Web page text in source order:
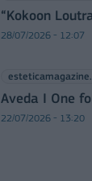
“Kokoon
28/07/2026 - 12:07
Aveda I One
22/07/2026 - 13:20